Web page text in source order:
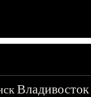
Владивосток